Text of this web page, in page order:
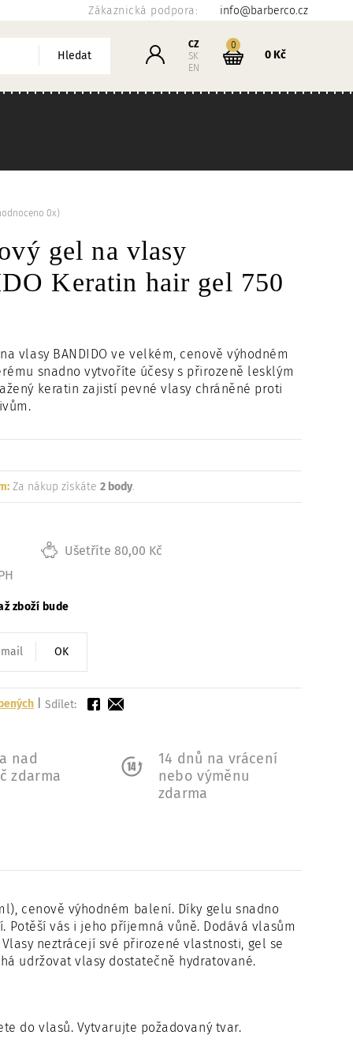
Zákaznická podpora: info@barberco.cz
Hledat Přihlášení
CZ
SK
EN
Košík
0kusů
0 Kč
Načítám
gel na vlasy
Keratin hair gel 750
0x)
vlasy BANDIDO ve velkém, cenově výhodném
snadno vytvoříte účesy s přirozeně lesklým
keratin zajistí pevné vlasy chráněné proti
Za nákup získáte2 body.
Ušetříte 80,00 Kč
zboží bude
OK
|Sdílet:
nad
zdarma
14 dnů na vrácení
nebo výměnu
zdarma
cenově výhodném balení. Díky gelu snadno
vás i jeho příjemná vůně. Dodává vlasům
neztrácejí své přirozené vlastnosti, gel se
udržovat vlasy dostatečně hydratované.
do vlasů. Vytvarujte požadovaný tvar.